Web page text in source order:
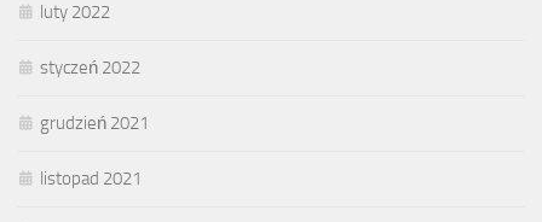
luty 2022
styczeń 2022
grudzień 2021
listopad 2021